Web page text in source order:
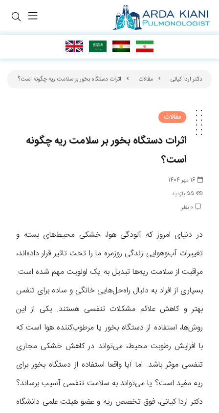
دکتر اردا کیانی مقالات اثرات دستگاه بخور بر سلامت ریه چگونه است؟
مقالات
اثرات دستگاه بخور بر سلامت ریه چگونه
است؟
16 مهر 1404
55 بازدید
0 نظر
در دنیای امروز که آلودگی هوا، خشکی محیط‌های بسته و
تغییرات آب‌وهوایی زندگی روزمره ما را تحت تاثیر قرار داده‌اند،
مراقبت از سلامت ریه‌ها تبدیل به یک اولویت مهم شده است.
بسیاری از افراد به دنبال راه‌حل‌هایی خانگی و ساده برای تنفس
بهتر و کاهش علائم مشکلات تنفسی هستند. یکی از این
روش‌ها، استفاده از دستگاه بخور یا مرطوب‌کننده هوا است که
با افزایش رطوبت محیط، می‌تواند در کاهش خشکی مجاری
تنفسی موثر باشد. اما آیا واقعا استفاده از دستگاه بخور برای
ریه مفید است؟ یا می‌تواند به سلامت تنفسی آسیب برساند؟
دکتر اردا کیانی، فوق تخصص ریه و عضو هیئت علمی دانشگاه